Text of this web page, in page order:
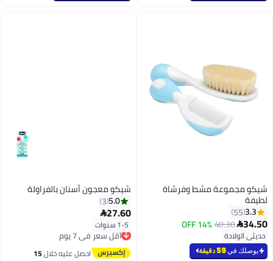
شيكو مجموعة مشط وفرشاة
لطيفة
3.3
55
34.50
40.30
14% OFF
حديثي الولادة
يوصلك في59 دقيقة
شيكو معجون أسنان بالفراولة
5.0
3
27.60
1-5 سنواتأقل سعر في 7 يوم
توصيل مجاني
أقل سعر في 7 يوماحصل عليه خلال15